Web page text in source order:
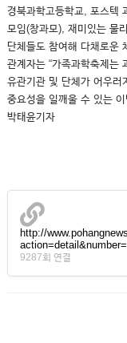
경북과학고등학교, 포스텍
모임(창과모), 재미있는 물
단체들도 참여해 다채로운
관계자는 “가족과학축제는
유관기관 및 단체가 어우러
중요성을 일깨울 수 있는
박태윤기자
http://
9287회 연결